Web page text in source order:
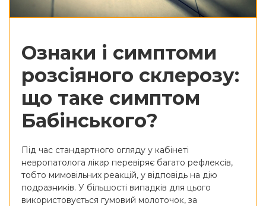
Ознаки і симптоми
розсіяного склерозу:
що таке симптом
Бабінського?
Під час стандартного огляду у кабінеті
невропатолога лікар перевіряє багато рефлексів,
тобто мимовільних реакцій, у відповідь на дію
подразників. У більшості випадків для цього
використовується гумовий молоточок, за